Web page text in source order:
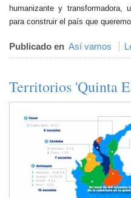
humanizante y transformadora,
para construir el país que
Publicado en Así vamos
Territorios 'Quinta